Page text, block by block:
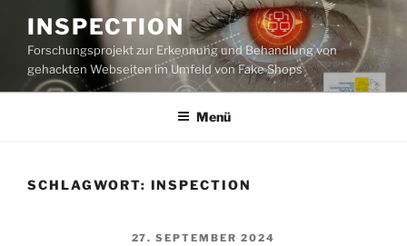
Inhalt
springen
INSPECTION
Forschungsprojekt zur Erkennung und Behandlung von
gehackten Webseiten im Umfeld von Fake Shops
Menü
SCHLAGWORT: INSPECTION
VERÖFFENTLICHT
27. SEPTEMBER 2024